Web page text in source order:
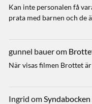
Kan inte personalen få
prata med barnen och de
gunnel bauerom
När visas filmen Brottet
Ingrid om